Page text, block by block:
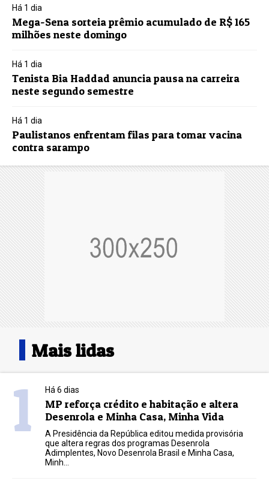
Há 1 dia
Mega-Sena sorteia prêmio acumulado de R$ 165
milhões neste domingo
Há 1 dia
Tenista Bia Haddad anuncia pausa na carreira
neste segundo semestre
Há 1 dia
Paulistanos enfrentam filas para tomar vacina
contra sarampo
Mais lidas
1 Há 6 dias
MP reforça crédito e habitação e altera
Desenrola e Minha Casa, Minha Vida
A Presidência da República editou medida provisória
que altera regras dos programas Desenrola
Adimplentes, Novo Desenrola Brasil e Minha Casa,
Minh...